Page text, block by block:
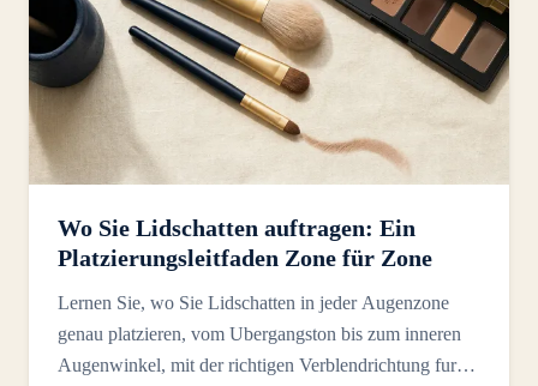
Wo Sie Lidschatten auftragen: Ein
Platzierungsleitfaden Zone für Zone
Lernen Sie, wo Sie Lidschatten in jeder Augenzone
genau platzieren, vom Ubergangston bis zum inneren
Augenwinkel, mit der richtigen Verblendrichtung fur